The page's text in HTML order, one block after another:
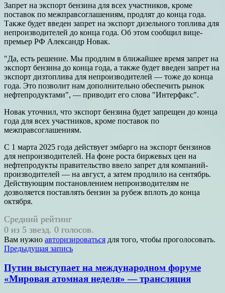
Запрет на экспорт бензина для всех участников, кроме
поставок по межправсоглашениям, продлят до конца года.
Также будет введен запрет на экспорт дизельного топлива для
непроизводителей до конца года. Об этом сообщил вице-
премьер РФ Александр Новак.
"Да, есть решение. Мы продлим в ближайшее время запрет на
экспорт бензина до конца года, а также будет введен запрет на
экспорт дизтоплива для непроизводителей — тоже до конца
года. Это позволит нам дополнительно обеспечить рынок
нефтепродуктами", — приводит его слова "Интерфакс".
Новак уточнил, что экспорт бензина будет запрещен до конца
года для всех участников, кроме поставок по
межправсоглашениям.
С 1 марта 2025 года действует эмбарго на экспорт бензинов
для непроизводителей. На фоне роста биржевых цен на
нефтепродукты правительство ввело запрет для компаний-
производителей — на август, а затем продлило на сентябрь.
Действующим постановлением непроизводителям не
дозволяется поставлять бензин за рубеж вплоть до конца
октября.
Средний рейтинг
0 из 5 звезд. 0 голосов.
Вам нужно авторизироваться для того, чтобы проголосовать.
Навигация
по
записям
Предыдущая запись
Путин выступает на международном форуме
«Мировая атомная неделя» ― трансляция